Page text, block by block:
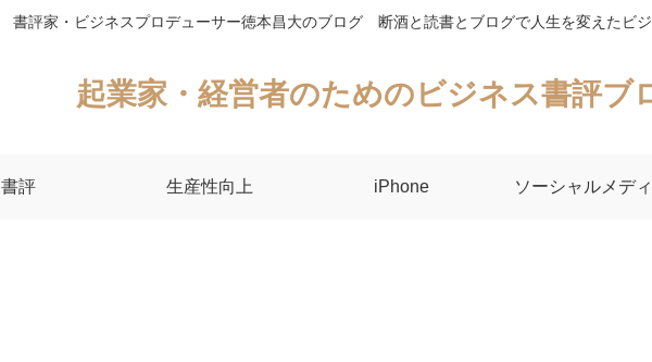
書評家・ビジネスプロデューサー徳本昌大のブログ 断酒と読書とブログで人生を変えたビ
起業家・経営者のためのビジネス書評ブ
書評 生産性向上 iPhone ソーシャルメデ